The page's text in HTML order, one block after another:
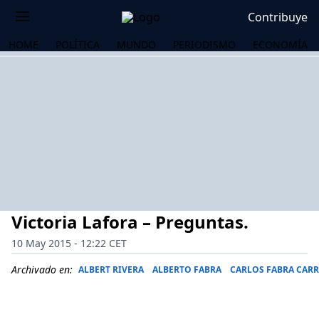
Contribuye
HOME POLÍTICA MUNDO PERIODISMO ECONOMÍA
Victoria Lafora – Preguntas.
10 May 2015 - 12:22 CET
Archivado en: ALBERT RIVERA ALBERTO FABRA CARLOS FABRA